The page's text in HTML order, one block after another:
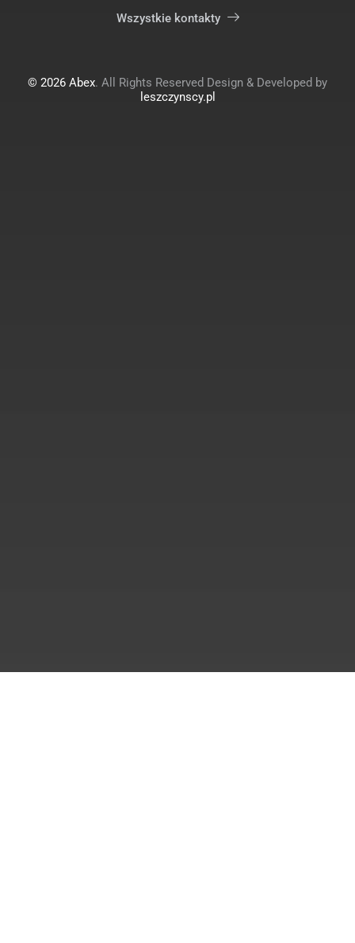
Wszystkie kontakty
© 2026 Abex. All Rights Reserved Design & Developed by
leszczynscy.pl